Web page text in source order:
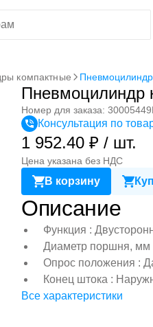
компактные
Пневмоцилиндр
Номер для заказа: 30005449
Консультация по
1 952.40 ₽ / шт.
Цена указана без НДС
В корзину
Описание
Функция :
Диаметр поршня, мм
Опрос положения :
Конец штока :
Все характеристики